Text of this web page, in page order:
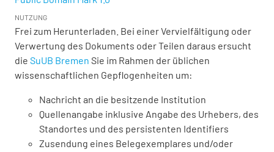
NUTZUNG
Frei zum Herunterladen. Bei einer Vervielfältigung oder
Verwertung des Dokuments oder Teilen daraus ersucht
die SuUB Bremen Sie im Rahmen der üblichen
wissenschaftlichen Gepflogenheiten um:
Nachricht an die besitzende Institution
Quellenangabe inklusive Angabe des Urhebers, des
Standortes und des persistenten Identifiers
Zusendung eines Belegexemplares und/oder